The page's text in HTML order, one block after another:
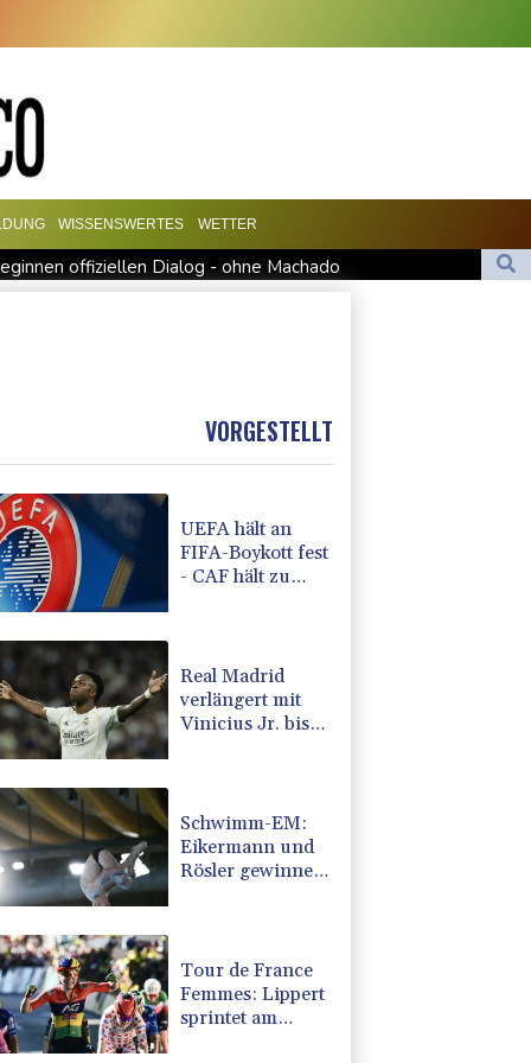
WISSENSWERTES WETTER
offiziellen Dialog - ohne Machado
Arabien
hält zu Infantino
in Kleinbus nahe Damaskus
VORGESTELLT
UEFA hält an
FIFA-Boykott fest
- CAF hält zu
Real Madrid
verlängert mit
Vinicius Jr. bis
Schwimm-EM:
Eikermann und
Rösler gewinnen
Tour de France
Femmes: Lippert
sprintet am